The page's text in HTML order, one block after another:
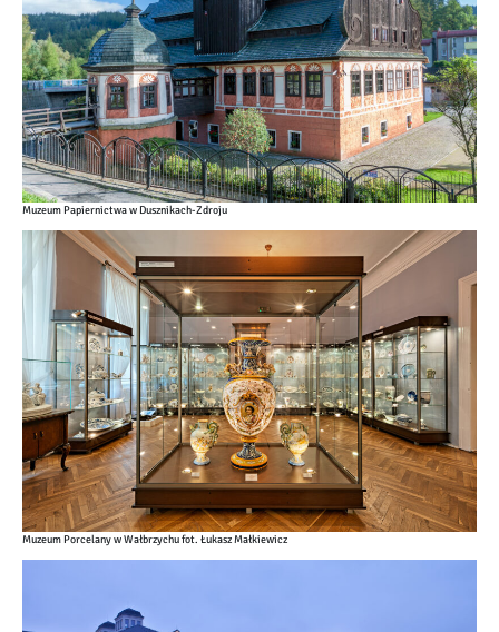
Muzeum Papiernictwa w Dusznikach-Zdroju
Muzeum Porcelany w Wałbrzychu fot. Łukasz Małkiewicz